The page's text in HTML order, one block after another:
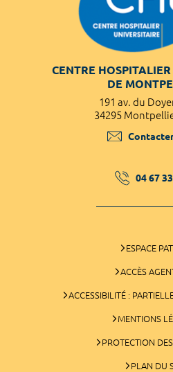
CENTRE
DE
191 av. du
34295
04 67
ESPACE
ACCÈS
ACCESSIBILITÉ :
MENTIONS
PROTECTION
PLAN DU